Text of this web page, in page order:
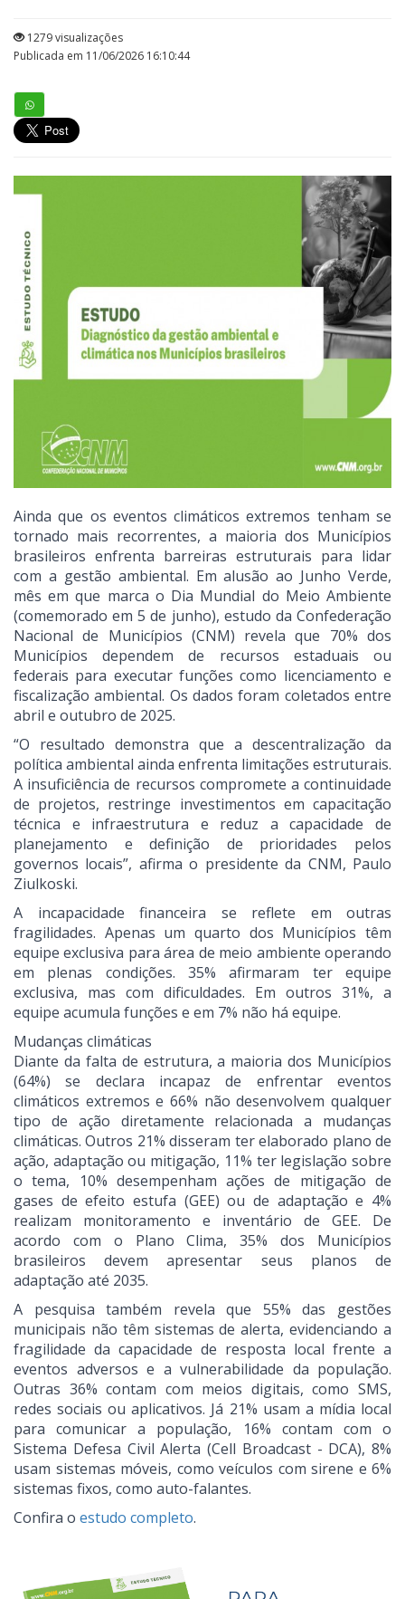
1279 visualizações
Publicada em 11/06/2026 16:10:44
Ainda que os eventos climáticos extremos tenham se
tornado mais recorrentes, a maioria dos Municípios
brasileiros enfrenta barreiras estruturais para lidar
com a gestão ambiental. Em alusão ao Junho Verde,
mês em que marca o Dia Mundial do Meio Ambiente
(comemorado em 5 de junho), estudo da Confederação
Nacional de Municípios (CNM) revela que 70% dos
Municípios dependem de recursos estaduais ou
federais para executar funções como licenciamento e
fiscalização ambiental. Os dados foram coletados entre
abril e outubro de 2025.
“O resultado demonstra que a descentralização da
política ambiental ainda enfrenta limitações estruturais.
A insuficiência de recursos compromete a continuidade
de projetos, restringe investimentos em capacitação
técnica e infraestrutura e reduz a capacidade de
planejamento e definição de prioridades pelos
governos locais”, afirma o presidente da CNM, Paulo
Ziulkoski.
A incapacidade financeira se reflete em outras
fragilidades. Apenas um quarto dos Municípios têm
equipe exclusiva para área de meio ambiente operando
em plenas condições. 35% afirmaram ter equipe
exclusiva, mas com dificuldades. Em outros 31%, a
equipe acumula funções e em 7% não há equipe.
Mudanças climáticas
Diante da falta de estrutura, a maioria dos Municípios
(64%) se declara incapaz de enfrentar eventos
climáticos extremos e 66% não desenvolvem qualquer
tipo de ação diretamente relacionada a mudanças
climáticas. Outros 21% disseram ter elaborado plano de
ação, adaptação ou mitigação, 11% ter legislação sobre
o tema, 10% desempenham ações de mitigação de
gases de efeito estufa (GEE) ou de adaptação e 4%
realizam monitoramento e inventário de GEE. De
acordo com o Plano Clima, 35% dos Municípios
brasileiros devem apresentar seus planos de
adaptação até 2035.
A pesquisa também revela que 55% das gestões
municipais não têm sistemas de alerta, evidenciando a
fragilidade da capacidade de resposta local frente a
eventos adversos e a vulnerabilidade da população.
Outras 36% contam com meios digitais, como SMS,
redes sociais ou aplicativos. Já 21% usam a mídia local
para comunicar a população, 16% contam com o
Sistema Defesa Civil Alerta (Cell Broadcast - DCA), 8%
usam sistemas móveis, como veículos com sirene e 6%
sistemas fixos, como auto-falantes.
Confira o estudo completo.